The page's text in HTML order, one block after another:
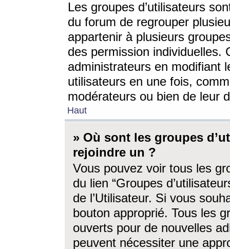
Les groupes d’utilisateurs
du forum de regrouper
appartenir à plusieurs
des permission individuelles.
administrateurs en modifiant
utilisateurs en une fois,
modérateurs ou bien de leur
Haut
» Où sont les groupes
rejoindre un ?
Vous pouvez voir tous les
du lien “Groupes
de l’Utilisateur. Si vous
bouton approprié. Tous les
ouverts pour de nouvelles
peuvent nécessiter une